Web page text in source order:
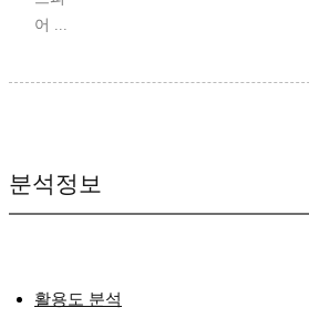
어 ...
분석정보
활용도 분석